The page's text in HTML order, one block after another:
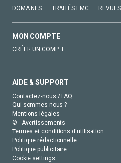
DOMAINES TRAITÉS EMC REVUES
MON COMPTE
CRÉER UN COMPTE
AIDE & SUPPORT
Contactez-nous / FAQ
Qui sommes-nous ?
Mentions légales
© - Avertissements
Termes et conditions d'utilisation
Politique rédactionnelle
Politique publicitaire
Cookie settings